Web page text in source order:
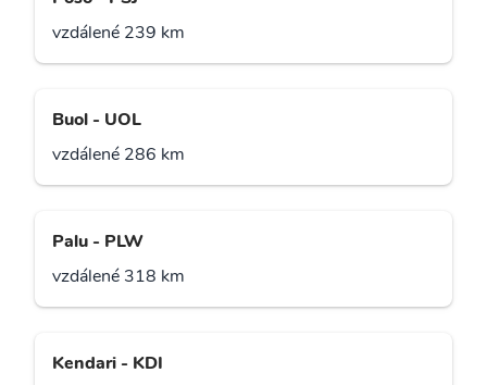
vzdálené 239 km
Buol - UOL
vzdálené 286 km
Palu - PLW
vzdálené 318 km
Kendari - KDI